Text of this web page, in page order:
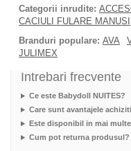
Categorii inrudite:
CACIULI FULARE MANUSI
Branduri populare: AVA
JULIMEX
Intrebari frecvente
Ce este Babydoll NUITES?
Care sunt avantajele
Este disponibil in mai
Cum pot returna produsul?